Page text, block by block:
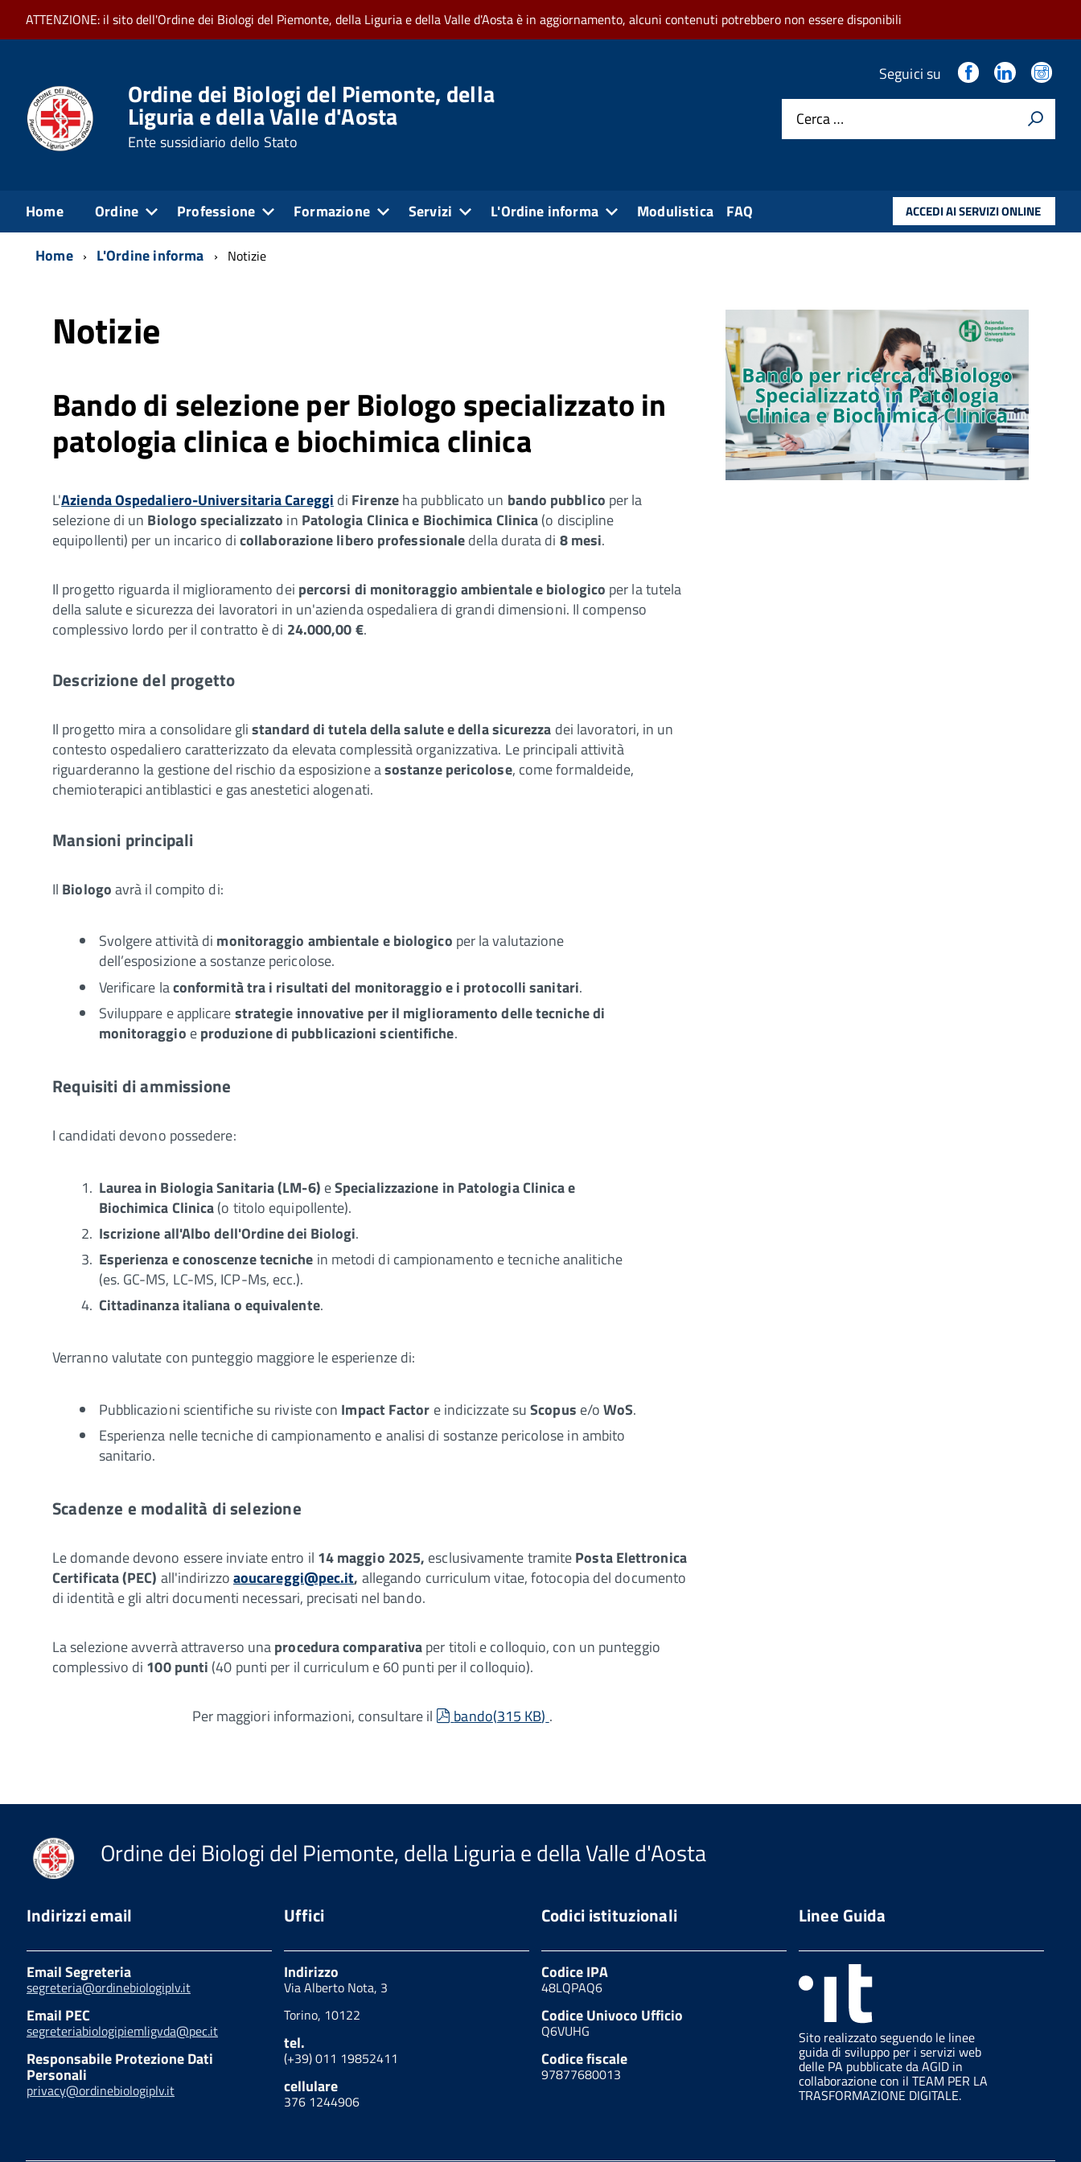
ATTENZIONE: il sito dell'Ordine dei Biologi del Piemonte, della Liguria e della Valle d'Aosta è in aggiornamento, alcuni contenuti potrebbero non essere disponibili
Ordine dei Biologi del Piemonte, della
Liguria e della Valle d'Aosta
Ente sussidiario dello Stato
Seguici su
Cerca …
Home Ordine Professione Formazione Servizi L'Ordine informa Modulistica ACCEDI AI SERVIZI ONLINE
FAQ
Home L'Ordine informa Notizie
Notizie
Bando di selezione per Biologo specializzato in
patologia clinica e biochimica clinica
L'Azienda Ospedaliero-Universitaria Careggi di Firenzeha pubblicato un bando pubblico per la
selezione di un Biologo specializzato in Patologia Clinica e Biochimica Clinica(o discipline
equipollenti) per un incarico dicollaborazione libero professionaledella durata di 8 mesi.
Il progetto riguarda il miglioramento dei percorsi di monitoraggio ambientale e biologico per la tutela
della salute e sicurezza dei lavoratori in un'azienda ospedaliera di grandi dimensioni. Il compenso
complessivo lordo per il contratto è di 24.000,00 €.
Descrizione del progetto
Il progetto mira a consolidare glistandard di tutela della salute e della sicurezza dei lavoratori, in un
contesto ospedaliero caratterizzato da elevata complessità organizzativa. Le principali attività
riguarderanno la gestione del rischio da esposizione asostanze pericolose, come formaldeide,
chemioterapici antiblastici e gas anestetici alogenati.
Mansioni principali
Il Biologoavrà il compito di:
Svolgere attività di monitoraggio ambientale e biologico per la valutazione
dell’esposizione a sostanze pericolose.
Verificare laconformità tra i risultati del monitoraggio e i protocolli sanitari.
Sviluppare e applicarestrategie innovative per il miglioramento delle tecniche di
monitoraggio eproduzione di pubblicazioni scientifiche.
Requisiti di ammissione
I candidati devono possedere:
Laurea in Biologia Sanitaria (LM-6) eSpecializzazione in Patologia Clinica e
Biochimica Clinica(o titolo equipollente).
Iscrizione all'Albo dell'Ordine dei Biologi.
Esperienza e conoscenze tecniche in metodi di campionamento e tecniche analitiche
(es. GC-MS, LC-MS, ICP-Ms, ecc.).
Cittadinanza italiana o equivalente.
Verranno valutate con punteggio maggiore le esperienze di:
Pubblicazioni scientifiche su riviste con Impact Factor e indicizzate suScopus e/oWoS.
Esperienza nelle tecniche di campionamento e analisi di sostanze pericolose in ambito
sanitario.
Scadenze e modalità di selezione
Le domande devono essere inviate entro il 14 maggio 2025, esclusivamente tramitePosta Elettronica
Certificata (PEC) all'indirizzoaoucareggi@pec.it, allegando curriculum vitae, fotocopia del documento
di identità e gli altri documenti necessari, precisati nel bando.
La selezione avverrà attraverso unaprocedura comparativaper titoli e colloquio, con un punteggio
complessivo di 100 punti (40 punti per il curriculum e 60 punti per il colloquio).
Per maggiori informazioni, consultare il pdf
bando(315 KB).
Ordine dei Biologi del Piemonte, della Liguria e della Valle d'Aosta
Indirizzi email
Email Segreteria
segreteria@ordinebiologiplv.it
Email PEC
segreteriabiologipiemligvda@pec.it
Responsabile Protezione Dati
Personali
privacy@ordinebiologiplv.it
Uffici
Indirizzo
Via Alberto Nota, 3
Torino, 10122
tel.
(+39) 011 19852411
cellulare
376 1244906
Codici istituzionali
Codice IPA
48LQPAQ6
Codice Univoco Ufficio
Q6VUHG
Codice fiscale
97877680013
Linee Guida
Sito realizzato seguendo le linee
guida di sviluppo per i servizi web
delle PA pubblicate da AGID in
collaborazione con il TEAM PER LA
TRASFORMAZIONE DIGITALE.